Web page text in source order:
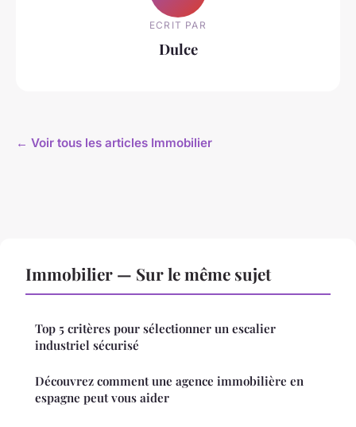
ECRIT PAR
Dulce
← Voir tous les articles Immobilier
Immobilier — Sur le même sujet
Top 5 critères pour sélectionner un escalier
industriel sécurisé
Découvrez comment une agence immobilière en
espagne peut vous aider